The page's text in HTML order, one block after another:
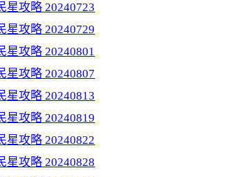
星攻略 20240723
星攻略 20240729
星攻略 20240801
星攻略 20240807
星攻略 20240813
星攻略 20240819
星攻略 20240822
星攻略 20240828